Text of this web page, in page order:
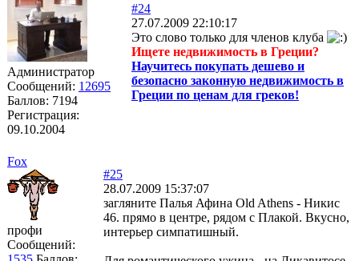
Администратор
Сообщений: 12695
Баллов: 7194
Регистрация:
09.10.2004
#24
27.07.2009 22:10:17
Это слово только для членов клуба
Ищете недвижимость в Греции?
Научитесь покупать дешево и
безопасно законную недвижимость в
Греции по ценам для греков!
Fox
профи
Сообщений:
#25
28.07.2009 15:37:07
загляните Палья Афина Old Athens - Никис
46. прямо в центре, рядом с Плакой. Вкусно,
интерьер симпатишный.